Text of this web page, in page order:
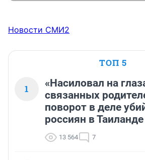
Новости СМИ2
ТОП 5
1
«Насиловал на
связанных
поворот в деле
россиян в Таиланде
13 564 7